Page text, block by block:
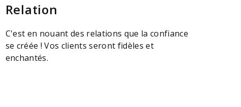
Relation
C'est en nouant des relations que la confiance
se créée ! Vos clients seront fidèles et
enchantés.